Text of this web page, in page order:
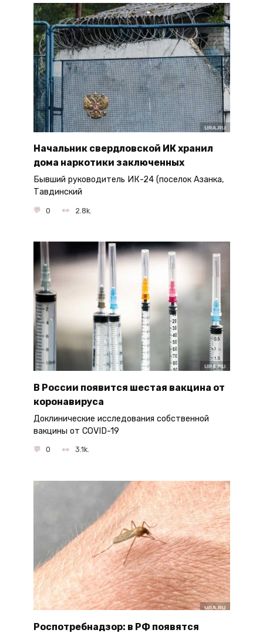
Начальник свердловской ИК хранил
дома наркотики заключенных
Бывший руководитель ИК-24 (поселок Азанка,
Тавдинский
0 2.8k.
В России появится шестая вакцина от
коронавируса
Доклинические исследования собственной
вакцины от COVID-19
0 3.1k.
Роспотребнадзор: в РФ появятся